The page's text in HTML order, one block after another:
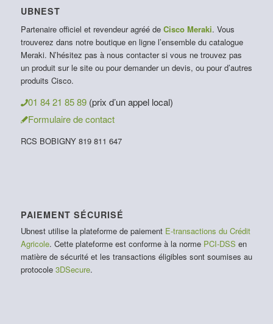
UBNEST
Partenaire officiel et revendeur agréé de Cisco Meraki. Vous
trouverez dans notre boutique en ligne l’ensemble du catalogue
Meraki. N’hésitez pas à nous contacter si vous ne trouvez pas
un produit sur le site ou pour demander un devis, ou pour d’autres
produits Cisco.
01 84 21 85 89 (prix d’un appel local)
Formulaire de contact
RCS BOBIGNY 819 811 647
PAIEMENT SÉCURISÉ
Ubnest utilise la plateforme de paiement E-transactions du Crédit
Agricole. Cette plateforme est conforme à la norme PCI-DSS en
matière de sécurité et les transactions éligibles sont soumises au
protocole 3DSecure.